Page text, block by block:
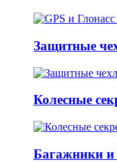
Защитные
Колесные
Багажники и